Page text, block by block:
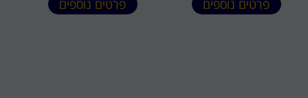
פרטים נוספים פרטים נוספים